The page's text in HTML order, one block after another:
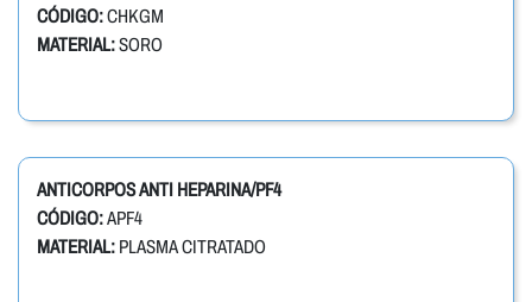
CÓDIGO:CHKGM
MATERIAL:SORO
ANTICORPOS ANTI HEPARINA/PF4
CÓDIGO:APF4
MATERIAL: PLASMA CITRATADO